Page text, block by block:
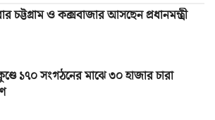
চট্টগ্রাম ও কক্সবাজার আসছেন প্রধানমন্ত্রী
১৭০ সংগঠনের মাঝে ৩০ হাজার চারা